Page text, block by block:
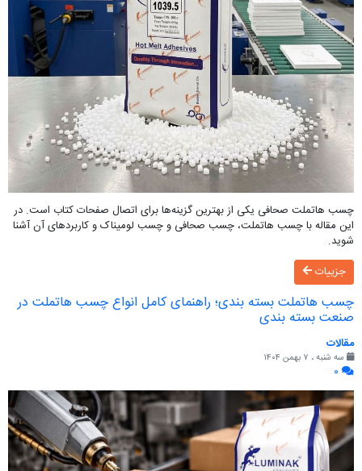
چسب هاتملت صحافی یکی از بهترین گزینه‌ها برای اتصال صفحات کتاب است. در
این مقاله با چسب هاتملت، چسب صحافی و چسب لومیناک و کاربردهای آن آشنا
شوید.
جزییات
چسب هاتملت بسته‌ بندی؛ راهنمای کامل انواع چسب هاتملت در
صنعت بسته‌ بندی
مقالات
سه شنبه ، ۷ بهمن ۱۴۰۴
۰